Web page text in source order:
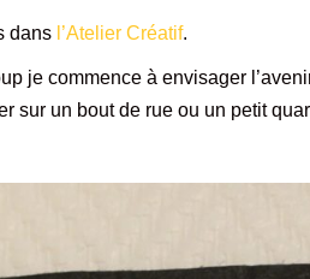
dans l’Atelier Créatif.
je commence à envisager
sur un bout de rue ou un petit